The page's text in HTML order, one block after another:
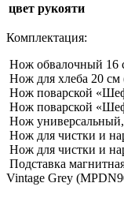
цвет рукояти
Комплектация:
Нож обвалочный 16
Нож для хлеба 20 см
Нож поварской
Нож поварской
Нож
Нож для чистки и
Нож для чистки и
Подставка
Vintage Grey